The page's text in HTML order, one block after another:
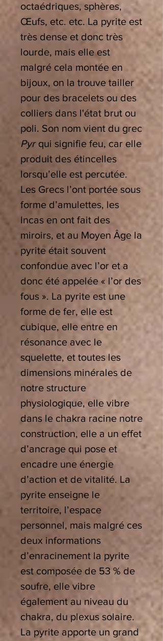
octaédriques, sphères,
Œufs, etc. etc. La pyrite est
très dense et donc très
lourde, mais elle est
malgré cela montée en
bijoux, on la trouve tailler
pour des bracelets ou des
colliers dans l'état brut ou
poli. Son nom vient du grec
Pyrqui signifie feu, car elle
produit des étincelles
lorsqu’elle est percutée.
Les Grecs l’ont portée sous
forme d’amulettes, les
Incas en ont fait des
miroirs, et au Moyen Âge la
pyrite était souvent
confondue avec l’or et a
donc été appelée « l’or des
fous ». La pyrite est une
forme de fer, elle est
cubique, elle entre en
résonance avec le
squelette, et toutes les
dimensions minérales de
notre structure
physiologique, elle vibre
dans le chakra racine notre
construction, elle a un effet
d’ancrage qui pose et
encadre une énergie
d’action et de vitalité. La
pyrite enseigne le
territoire, l’espace
personnel, mais malgré ces
deux informations
d’enracinement la pyrite
est composée de 53 % de
soufre, elle vibre
également au niveau du
chakra, du plexus solaire.
La pyrite apporte un grand